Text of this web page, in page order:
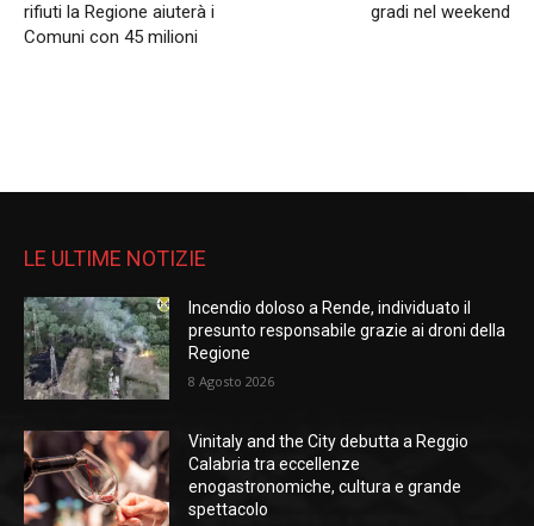
rifiuti la Regione aiuterà i
Comuni con 45 milioni
gradi nel weekend
LE ULTIME NOTIZIE
Incendio doloso a Rende, individuato il
presunto responsabile grazie ai droni della
Regione
8 Agosto 2026
Vinitaly and the City debutta a Reggio
Calabria tra eccellenze
enogastronomiche, cultura e grande
spettacolo